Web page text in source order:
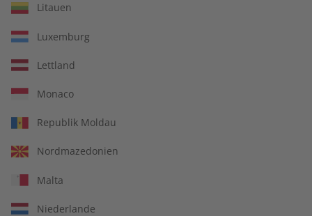
Spotlight Übungsheft
Litauen
Luxemburg
Lettland
Monaco
Republik Moldau
Nordmazedonien
Malta
Niederlande